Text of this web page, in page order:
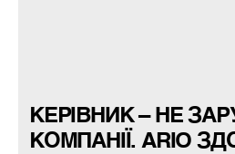
КЕРІВНИК – НЕ
КОМПАНІЇ. ARIO